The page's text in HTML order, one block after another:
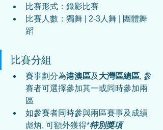
比賽形式：錄影比賽
比賽人數：獨舞 | 2-3人舞 | 團體舞
蹈
比賽分組
賽事劃分為港澳區及 大灣區總區, 參
賽者可選擇參加其一或同時參加兩
區
如參賽者同時參與兩區賽事及成績
彪炳, 可額外獲得*特別獎項